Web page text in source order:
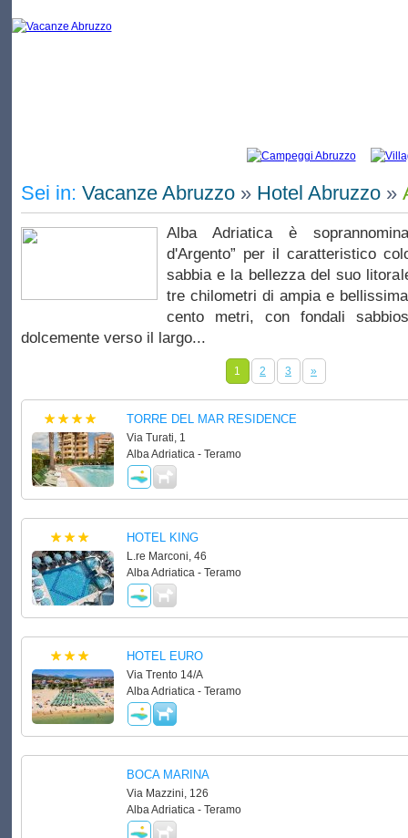
Sei in: Vacanze Abruzzo» Hotel Abruzzo»
Alba Adriatica è
d'Argento” per il caratteristico
sabbia e la bellezza del suo
tre chilometri di ampia e
cento metri, con fondali
dolcemente verso il largo...
1 2 3 »
TORRE DEL MAR RESIDENCE
Via Turati, 1
Alba Adriatica - Teramo
HOTEL KING
L.re Marconi, 46
Alba Adriatica - Teramo
HOTEL EURO
Via Trento 14/A
Alba Adriatica - Teramo
BOCA MARINA
Via Mazzini, 126
Alba Adriatica - Teramo